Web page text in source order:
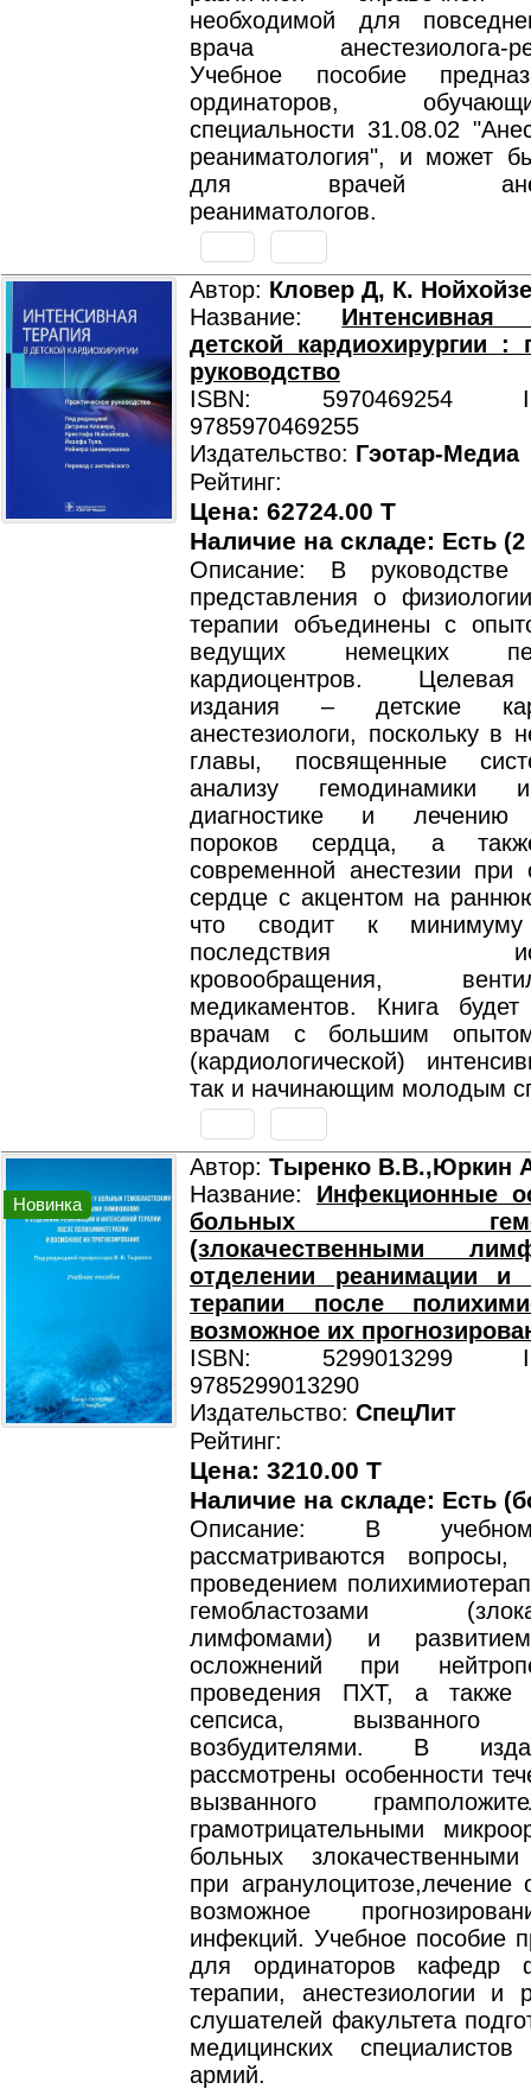
необходимой для
врача анестезиолога-
Учебное пособие
ординаторов,
специальности 31.08.02
реаниматология", и может
для врачей
реаниматологов.
Автор: Кловер Д, К.
Название:
детской кардиохирургии :
руководство
ISBN: 5970469254
9785970469255
Издательство: Гэотар-Медиа
Рейтинг:
Цена: 62724.00 T
Наличие на складе: Есть
Описание: В руководстве
представления о
терапии объединены с
ведущих немецких
кардиоцентров.
издания – детские
анестезиологи, поскольку в
главы, посвященные
анализу гемодинамики
диагностике и лечению
пороков сердца, а
современной анестезии при
сердце с акцентом на
что сводит к минимуму
последствия
кровообращения,
медикаментов. Книга
врачам с большим
(кардиологической)
так и начинающим молодым
Новинка
Автор: Тыренко В.В.,Юркин
Название: Инфекционные
больных
(злокачественными
отделении реанимации и
терапии после
возможное их
ISBN: 5299013299
9785299013290
Издательство: СпецЛит
Рейтинг:
Цена: 3210.00 T
Наличие на складе: Есть
Описание: В
рассматриваются
проведением
гемобластозами
лимфомами) и
осложнений при
проведения ПХТ, а также
сепсиса, вызванного
возбудителями. В
рассмотрены особенности
вызванного
грамотрицательными
больных
при
возможное
инфекций. Учебное пособие
для ординаторов кафедр
терапии, анестезиологии и
слушателей факультета
медицинских специалистов
армий.